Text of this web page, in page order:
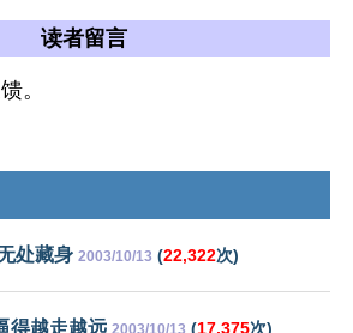
读者留言
。
处藏身 2003/10/13 (22,322次)
得越走越远 2003/10/13 (17,375次)